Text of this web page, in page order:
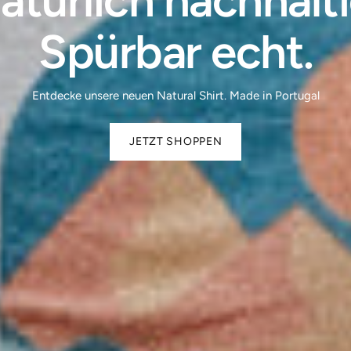
Spürbar echt.
Entdecke unsere neuen Natural Shirt. Made in Portugal
JETZT SHOPPEN